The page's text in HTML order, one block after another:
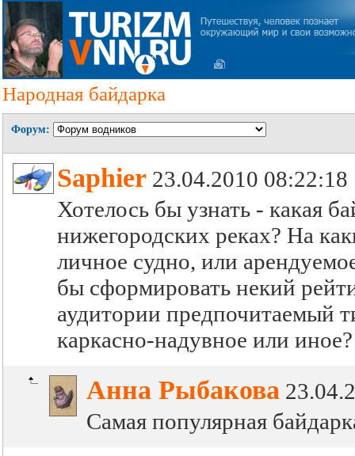
Народная байдарка
Форум:
Saphier 23.04.2010 08:22:18
Хотелось бы узнать - какая
нижегородских реках? На
личное судно, или
бы сформировать некий
аудитории предпочитаемый
каркасно-надувное или иное?
Анна Рыбакова
Самая популярная